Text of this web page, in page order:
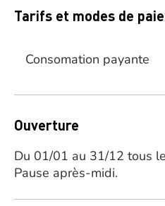
Tarifs et modes de
Consomation payante
Ouverture
Du 01/01 au 31/12 tous
Pause après-midi.